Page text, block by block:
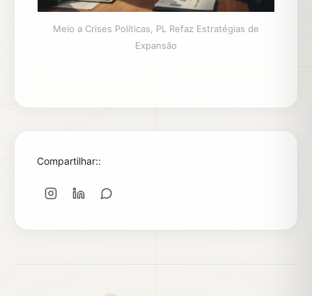
Meio a Crises Políticas, PL Refaz Estratégias de
Expansão
Compartilhar::